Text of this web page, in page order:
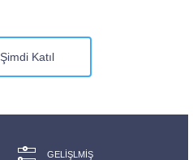
Şimdi Katıl
GELIŞLMIŞ